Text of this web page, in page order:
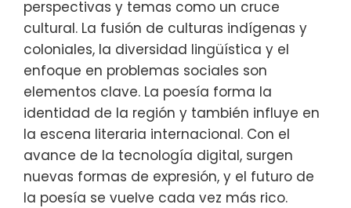
perspectivas y temas como un cruce
cultural. La fusión de culturas indígenas y
coloniales, la diversidad lingüística y el
enfoque en problemas sociales son
elementos clave. La poesía forma la
identidad de la región y también influye en
la escena literaria internacional. Con el
avance de la tecnología digital, surgen
nuevas formas de expresión, y el futuro de
la poesía se vuelve cada vez más rico.